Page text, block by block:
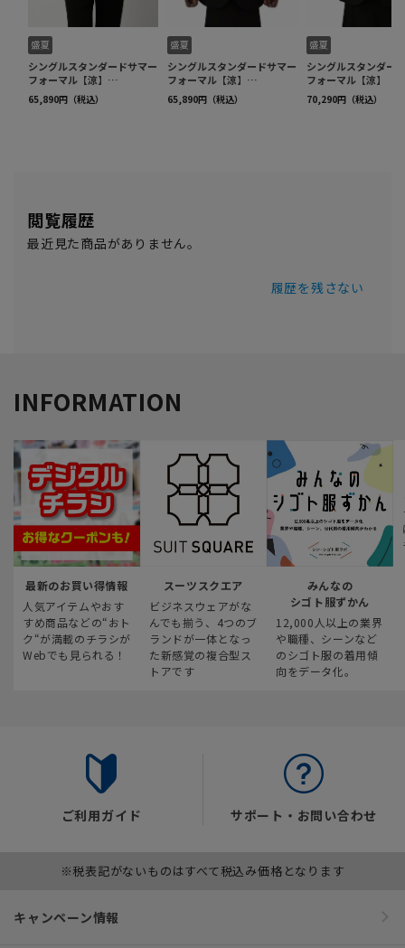
閲覧履歴
最近見た商品がありません。
履歴を残さない
INFORMATION
最新のお買い得情報
人気アイテムやおす
すめ商品などの“おト
ク“が満載のチラシが
Webでも見られる！
スーツスクエア
ビジネスウェアがな
んでも揃う、4つのブ
ランドが一体となっ
た新感覚の複合型ス
トアです
みんなの
シゴト服ずかん
12,000人以上の業界
や職種、シーンなど
のシゴト服の着用傾
向をデータ化。
ご利用ガイド サポート・お問い合わせ
※税表記がないものはすべて税込み価格となります
キャンペーン情報